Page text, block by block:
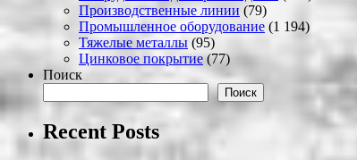
Производственные линии (79)
Промышленное оборудование (1 194)
Тяжелые металлы (95)
Цинковое покрытие(77)
Поиск
Поиск
Recent Posts